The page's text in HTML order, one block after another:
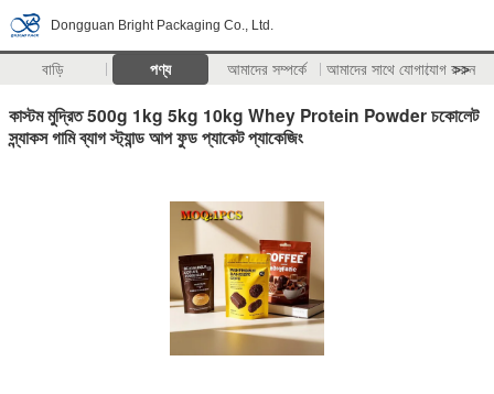
Dongguan Bright Packaging Co., Ltd.
বাড়ি পণ্য আমাদের সম্পর্কে আমাদের সাথে যোগাযোগ করুন
>>
কাস্টম মুদ্রিত 500g 1kg 5kg 10kg Whey Protein Powder চকোলেট
স্ন্যাকস গামি ব্যাগ স্ট্যান্ড আপ ফুড প্যাকেট প্যাকেজিং